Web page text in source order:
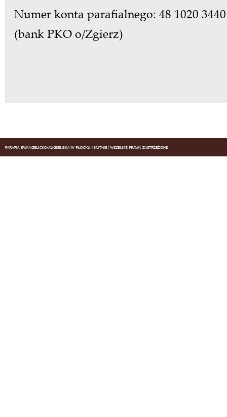
Numer konta parafialnego: 48 1020 3440
(bank PKO o/Zgierz)